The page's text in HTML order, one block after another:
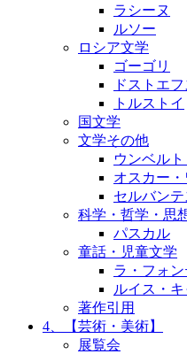
ラシーヌ
ルソー
ロシア文学
ゴーゴリ
ドストエ
トルストイ
国文学
文学その他
ウンベル
オスカー
セルバンテ
科学・哲学・思
パスカル
童話・児童文学
ラ・フォン
ルイス・
著作引用
4、【芸術・美術】
展覧会